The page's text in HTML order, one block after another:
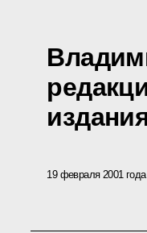
19 февраля 2001 года